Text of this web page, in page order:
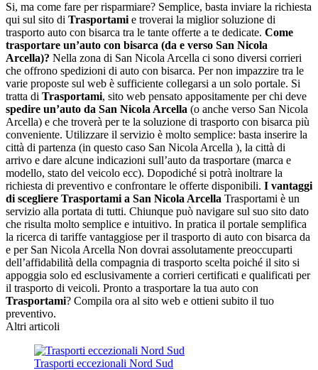
Si, ma come fare per risparmiare? Semplice, basta inviare la richiesta
qui sul sito di Trasportami e troverai la miglior soluzione di
trasporto auto con bisarca tra le tante offerte a te dedicate. Come
trasportare un’auto con bisarca (da e verso San Nicola
Arcella)? Nella zona di San Nicola Arcella ci sono diversi corrieri
che offrono spedizioni di auto con bisarca. Per non impazzire tra le
varie proposte sul web è sufficiente collegarsi a un solo portale. Si
tratta di Trasportami, sito web pensato appositamente per chi deve
spedire un’auto da San Nicola Arcella (o anche verso San Nicola
Arcella) e che troverà per te la soluzione di trasporto con bisarca più
conveniente. Utilizzare il servizio è molto semplice: basta inserire la
città di partenza (in questo caso San Nicola Arcella ), la città di
arrivo e dare alcune indicazioni sull’auto da trasportare (marca e
modello, stato del veicolo ecc). Dopodiché si potrà inoltrare la
richiesta di preventivo e confrontare le offerte disponibili. I vantaggi
di scegliere Trasportami a San Nicola Arcella Trasportami è un
servizio alla portata di tutti. Chiunque può navigare sul suo sito dato
che risulta molto semplice e intuitivo. In pratica il portale semplifica
la ricerca di tariffe vantaggiose per il trasporto di auto con bisarca da
e per San Nicola Arcella Non dovrai assolutamente preoccuparti
dell’affidabilità della compagnia di trasporto scelta poiché il sito si
appoggia solo ed esclusivamente a corrieri certificati e qualificati per
il trasporto di veicoli. Pronto a trasportare la tua auto con
Trasportami? Compila ora al sito web e ottieni subito il tuo
preventivo.
Altri articoli
Trasporti eccezionali Nord Sud